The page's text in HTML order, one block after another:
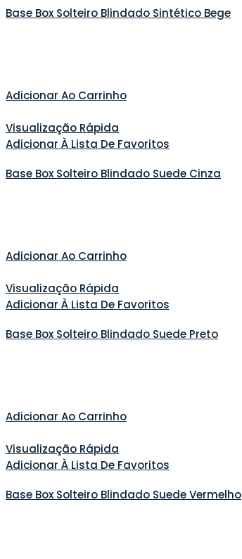
Base Box Solteiro Blindado Sintético Bege
Adicionar Ao Carrinho
Visualização Rápida
Adicionar À Lista De Favoritos
Base Box Solteiro Blindado Suede Cinza
Adicionar Ao Carrinho
Visualização Rápida
Adicionar À Lista De Favoritos
Base Box Solteiro Blindado Suede Preto
Adicionar Ao Carrinho
Visualização Rápida
Adicionar À Lista De Favoritos
Base Box Solteiro Blindado Suede Vermelho